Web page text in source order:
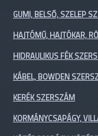
GUMI, BELSŐ, SZELEP
HAJTÓMŰ, HAJTÓKAR,
HIDRAULIKUS FÉK
KÁBEL, BOWDEN
KERÉK SZERSZÁM
KORMÁNYCSAPÁGY,